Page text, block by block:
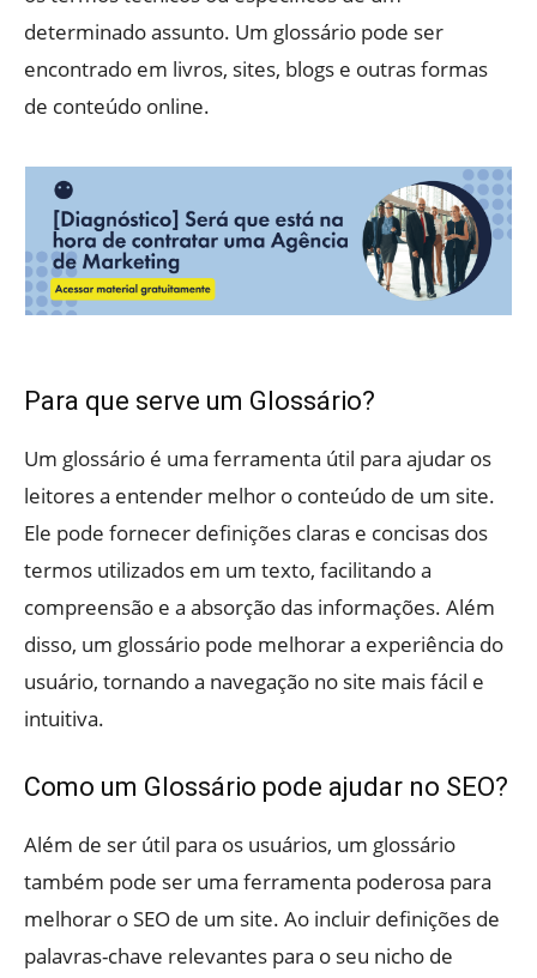
determinado assunto. Um glossário pode ser
encontrado em livros, sites, blogs e outras formas
de conteúdo online.
Para que serve um Glossário?
Um glossário é uma ferramenta útil para ajudar os
leitores a entender melhor o conteúdo de um site.
Ele pode fornecer definições claras e concisas dos
termos utilizados em um texto, facilitando a
compreensão e a absorção das informações. Além
disso, um glossário pode melhorar a experiência do
usuário, tornando a navegação no site mais fácil e
intuitiva.
Como um Glossário pode ajudar no SEO?
Além de ser útil para os usuários, um glossário
também pode ser uma ferramenta poderosa para
melhorar o SEO de um site. Ao incluir definições de
palavras-chave relevantes para o seu nicho de